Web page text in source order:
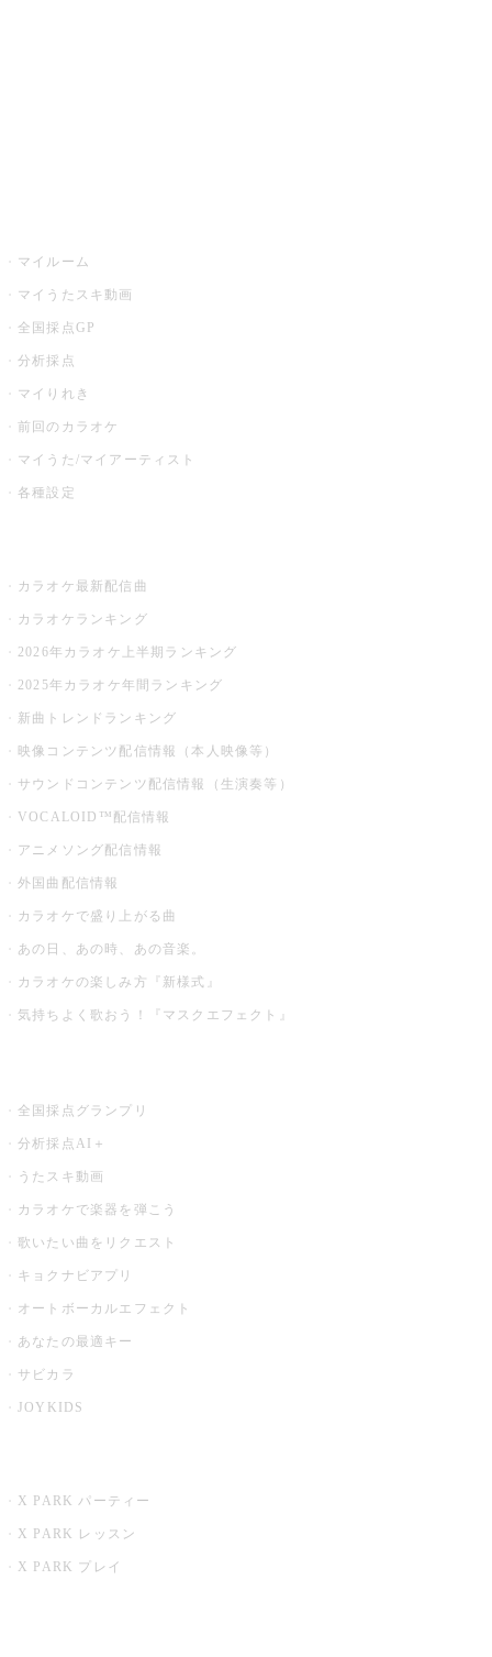
マイルーム
マイうたスキ動画
全国採点GP
分析採点
マイりれき
前回のカラオケ
マイうた/マイアーティスト
各種設定
カラオケ最新配信曲
カラオケランキング
2026年カラオケ上半期ランキング
2025年カラオケ年間ランキング
新曲トレンドランキング
映像コンテンツ配信情報（本人映像等）
サウンドコンテンツ配信情報（生演奏等）
VOCALOID™配信情報
アニメソング配信情報
外国曲配信情報
カラオケで盛り上がる曲
あの日、あの時、あの音楽。
カラオケの楽しみ方『新様式』
気持ちよく歌おう！『マスクエフェクト』
全国採点グランプリ
分析採点AI＋
うたスキ動画
カラオケで楽器を弾こう
歌いたい曲をリクエスト
キョクナビアプリ
オートボーカルエフェクト
あなたの最適キー
サビカラ
JOYKIDS
X PARK パーティー
X PARK レッスン
X PARK プレイ